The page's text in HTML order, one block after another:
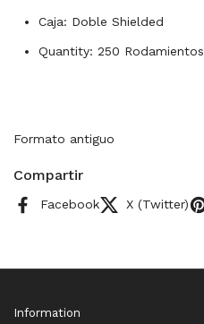
Caja: Doble Shielded
Quantity: 250 Rodamientos
Formato antiguo
Compartir
Facebook X (Twitter)
Information